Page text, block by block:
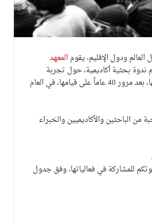
ودول الإقليم، يقوم المعهد
ندوة بحثية أكاديمية، حول تجربة
الثورة الإيرانية وتطوراتها وأهم المراحل التي شهدتها، والنتائج التي ترتبت عليها، بعد مرور 40 عاماً على قيامها، في العام
من الأربعاء 6 إلى 8 نوفمبر 2019، بمشاركة نخبة من الباحثين والأكاديميين والخبراء
للمشاركة في فعالياتها، وفق جدول